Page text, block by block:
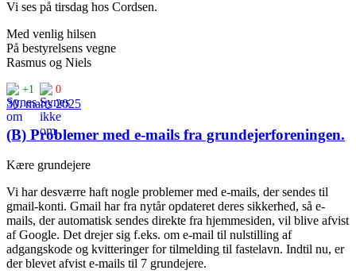
Vi ses på tirsdag hos Cordsen.
Med venlig hilsen
På bestyrelsens vegne
Rasmus og Niels
+1 0
30. marts 2025
(B) Problemer med e-mails fra grundejerforeningen.
Kære grundejere
Vi har desværre haft nogle problemer med e-mails, der sendes til
gmail-konti. Gmail har fra nytår opdateret deres sikkerhed, så e-
mails, der automatisk sendes direkte fra hjemmesiden, vil blive afvist
af Google. Det drejer sig f.eks. om e-mail til nulstilling af
adgangskode og kvitteringer for tilmelding til fastelavn. Indtil nu, er
der blevet afvist e-mails til 7 grundejere.